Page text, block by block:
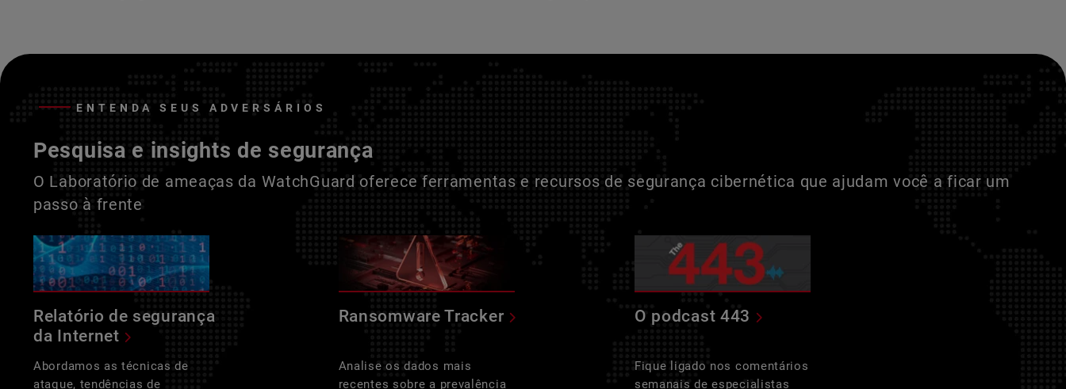
ENTENDA SEUS ADVERSÁRIOS
Pesquisa e insights de segurança
O Laboratório de ameaças da WatchGuard oferece ferramentas e recursos de segurança cibernética que ajudam você a ficar um
passo à frente
Relatório de segurança
da Internet
Abordamos as técnicas de
ataque, tendências de
Ransomware Tracker
Analise os dados mais
recentes sobre a prevalência
O podcast 443
Fique ligado nos comentários
semanais de especialistas